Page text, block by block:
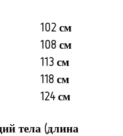
102 см
108 см
113 см
118 см
124 см
тела (длина